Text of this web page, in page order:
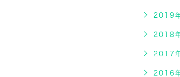
2019
2018
2017
2016